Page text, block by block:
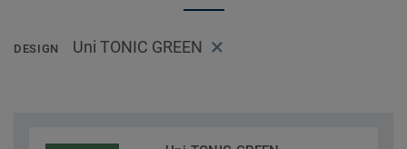
DESIGN Uni TONIC GREEN